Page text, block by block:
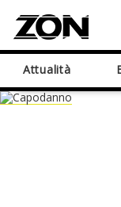
Attualità